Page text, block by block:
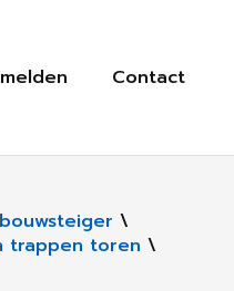
Contact
\
trappen toren \